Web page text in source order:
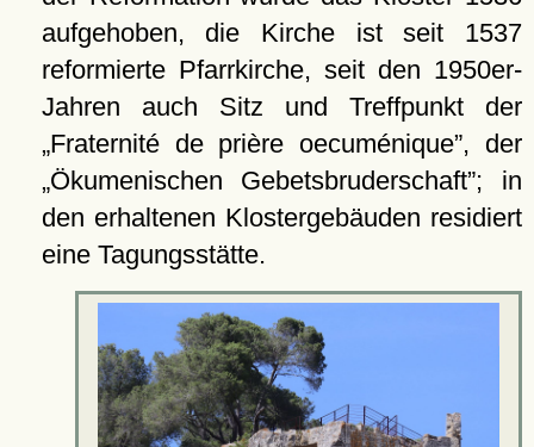
aufgehoben, die Kirche ist seit 1537
reformierte Pfarrkirche, seit den 1950er-
Jahren auch Sitz und Treffpunkt der
Fraternité de prière oecuménique , der
Ökumenischen Gebetsbruderschaft ; in
den erhaltenen Klostergebäuden residiert
eine Tagungsstätte.